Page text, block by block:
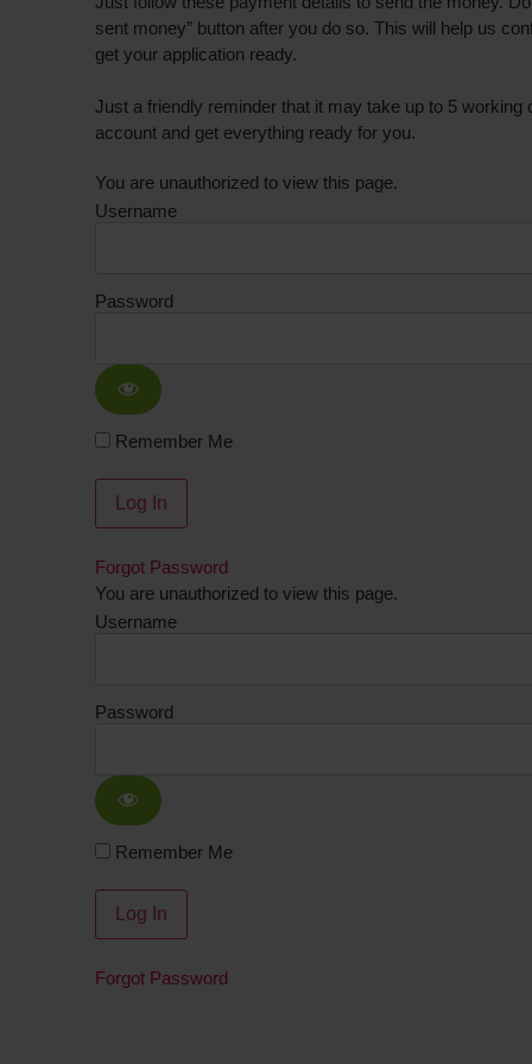
sent money” button after you do so. This will help us
get your application ready.
Just a friendly reminder that it may take up to 5
account and get everything ready for you.
You are unauthorized to view this page.
Username
Password
Remember Me
Forgot Password
You are unauthorized to view this page.
Username
Password
Remember Me
Forgot Password